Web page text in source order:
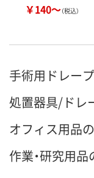
￥140～（税込）
手術用ドレー
処置器具/ドレ
オフィス用品
作業・研究用